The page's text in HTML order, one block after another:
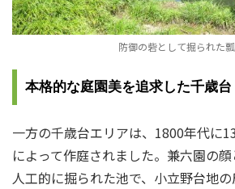
防御の砦として掘られた
本格的な庭園美を追求した千歳台
一方の千歳台エリアは、1800年代に
によって作庭されました。兼六園の
人工的に掘られた池で、小立野台地